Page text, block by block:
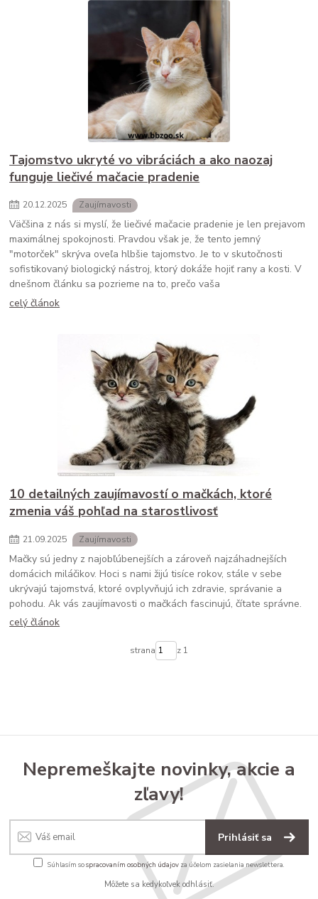
Tajomstvo ukryté vo vibráciách a ako naozaj
funguje liečivé mačacie pradenie
20.12.2025 Zaujímavosti
Väčšina z nás si myslí, že liečivé mačacie pradenie je len prejavom
maximálnej spokojnosti. Pravdou však je, že tento jemný
"motorček" skrýva oveľa hlbšie tajomstvo. Je to v skutočnosti
sofistikovaný biologický nástroj, ktorý dokáže hojiť rany a kosti. V
dnešnom článku sa pozrieme na to, prečo vaša
celý článok
10 detailných zaujímavostí o mačkách, ktoré
zmenia váš pohľad na starostlivosť
21.09.2025 Zaujímavosti
Mačky sú jedny z najobľúbenejších a zároveň najzáhadnejších
domácich miláčikov. Hoci s nami žijú tisíce rokov, stále v sebe
ukrývajú tajomstvá, ktoré ovplyvňujú ich zdravie, správanie a
pohodu. Ak vás zaujímavosti o mačkách fascinujú, čítate správne.
celý článok
strana z 1
Nepremeškajte novinky, akcie a
zľavy!
Prihlásiť sa
Súhlasím sospracovaním osobných údajov za účelom zasielania newslettera.
Môžete sa kedykoľvek odhlásiť.